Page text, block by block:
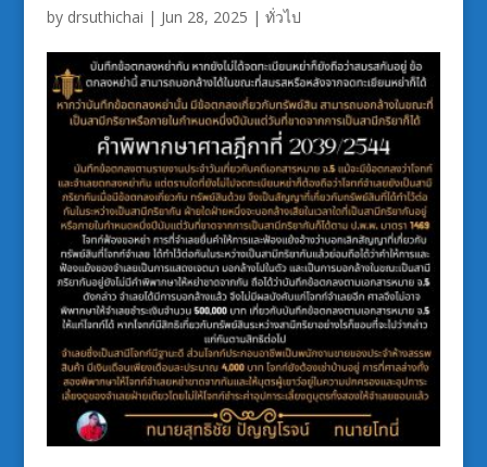
by drsuthichai | Jun 28, 2025 | ทั่วไป